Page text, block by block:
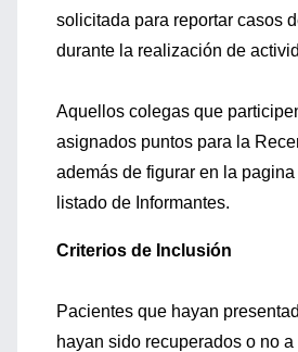
solicitada para reportar casos
durante la realización de
Aquellos colegas que
asignados puntos para la
además de figurar en la pagina
listado de Informantes.
Criterios de Inclusión
Pacientes que hayan
hayan sido recuperados o no